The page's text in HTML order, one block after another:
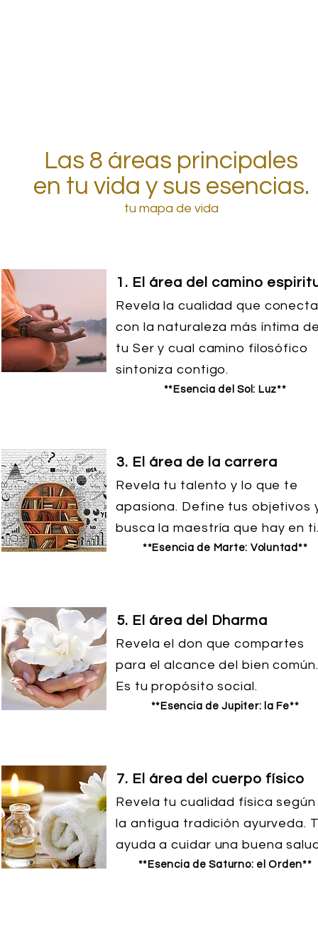
Las 8 áreas principales
en tu vida y sus esencias.
tu mapa de vida
1. El área del camino
Revela la cualidad que conecta
con la naturaleza más íntima
tu Ser y cual camino filosófico
sintoniza contigo.
**Esencia del Sol: Luz**
3. El área de la carrera
Revela tu talento y lo que te
apasiona. Define tus objetivos
busca la maestría que hay en
**Esencia de Marte: Voluntad**
5. El área del Dharma
Revela el don que compartes
para el alcance del bien común.
Es tu propósito social.
**Esencia de Jupiter: la Fe**
7. El área del cuerpo físico
Revela tu cualidad física según
la antigua tradición ayurveda.
ayuda a cuidar una buena
**Esencia de Saturno: el Orden**